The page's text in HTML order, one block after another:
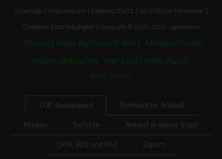
Sitemap Impressum Datenschutz / rechtliche Hinweise
Cookies Einstellungen Copyright © 2005 - 2026 - egeMotors
Was ist mein Auto noch Wert Motorschaden
online verkaufen
Wer kauft mein Auto?
Auto Events
TOP Autoankauf Transporter Ankauf
Marken Defekte Ankauf in deiner Stadt
LKW, BUS und KFZ Export